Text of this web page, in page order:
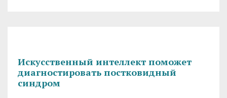
Искусственный интеллект поможет
диагностировать постковидный
синдром